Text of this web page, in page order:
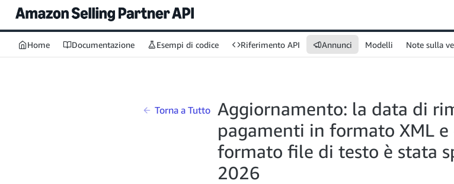
Home Documentazione Esempi di codice Riferimento API Annunci Modelli Note sulla
Torna a Tutto Aggiornamento: la data di
pagamenti in formato XML
formato file di testo è stata
2026